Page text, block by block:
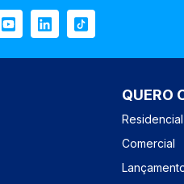
QUERO
Residencial
Comercial